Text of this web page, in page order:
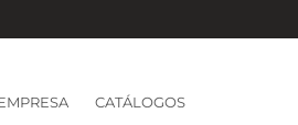
CATÁLOGOS